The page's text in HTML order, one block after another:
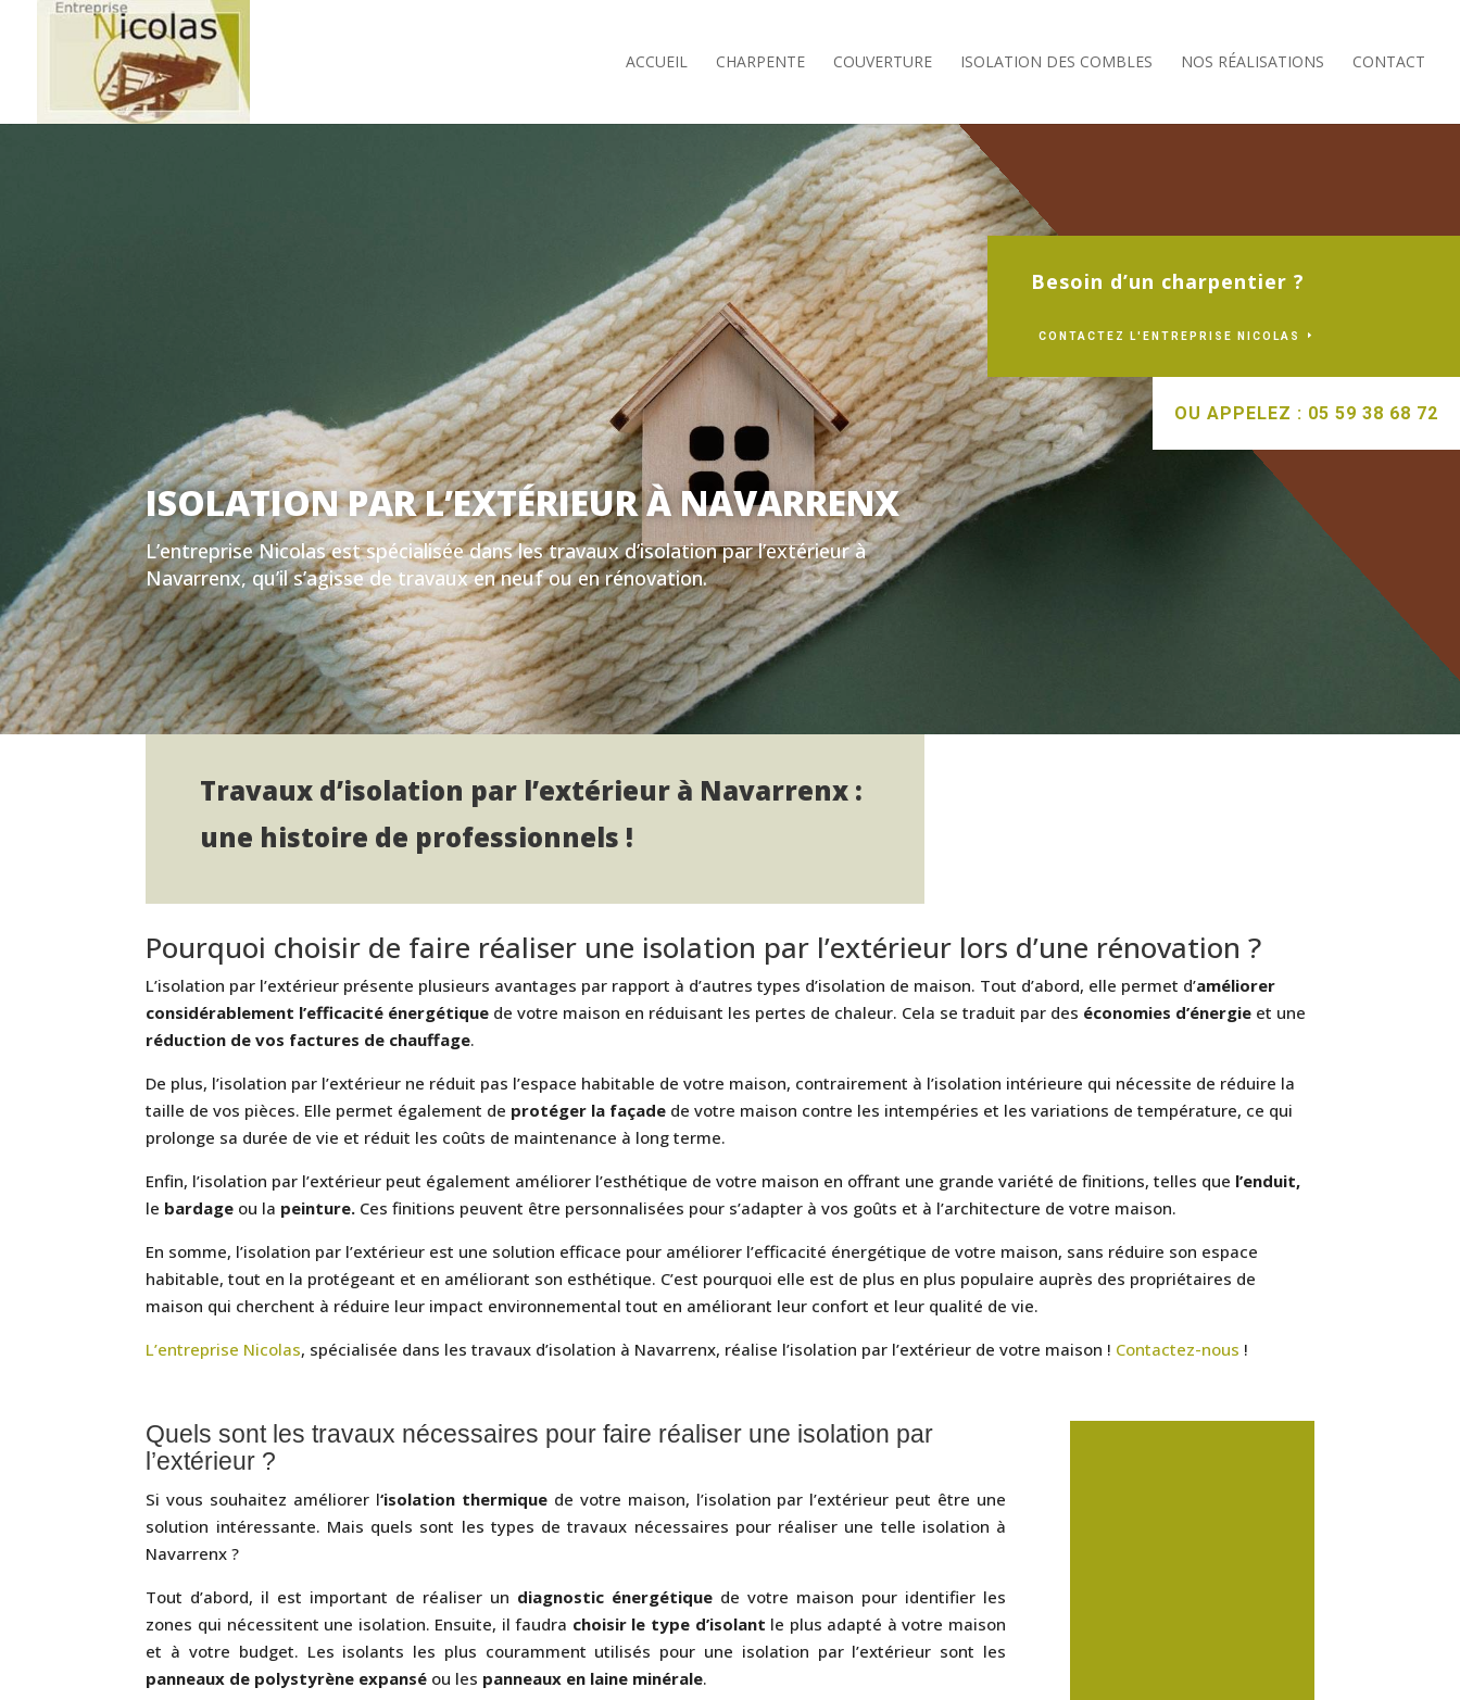
ACCUEIL CHARPENTE COUVERTURE ISOLATION DES COMBLES NOS RÉALISATIONS CONTACT
Besoin d’un charpentier ?
CONTACTEZ L'ENTREPRISE NICOLAS
OU APPELEZ : 05 59 38 68 72
ISOLATION PAR L’EXTÉRIEUR À NAVARRENX
L’entreprise Nicolas est spécialisée dans les travaux d’isolation par l’extérieur à
Navarrenx, qu’il s’agisse de travaux en neuf ou en rénovation.
Travaux d’isolation par l’extérieur à Navarrenx :
une histoire de professionnels !
Pourquoi choisir de faire réaliser une isolation par l’extérieur lors d’une rénovation ?
L’isolation par l’extérieur présente plusieurs avantages par rapport à d’autres types d’isolation de maison. Tout d’abord, elle permet d’améliorer
considérablement l’efficacité énergétique de votre maison en réduisant les pertes de chaleur. Cela se traduit par des économies d’énergie et une
réduction de vos factures de chauffage.
De plus, l’isolation par l’extérieur ne réduit pas l’espace habitable de votre maison, contrairement à l’isolation intérieure qui nécessite de réduire la
taille de vos pièces. Elle permet également de protéger la façade de votre maison contre les intempéries et les variations de température, ce qui
prolonge sa durée de vie et réduit les coûts de maintenance à long terme.
Enfin, l’isolation par l’extérieur peut également améliorer l’esthétique de votre maison en offrant une grande variété de finitions, telles que l’enduit,
le bardage ou la peinture. Ces finitions peuvent être personnalisées pour s’adapter à vos goûts et à l’architecture de votre maison.
En somme, l’isolation par l’extérieur est une solution efficace pour améliorer l’efficacité énergétique de votre maison, sans réduire son espace
habitable, tout en la protégeant et en améliorant son esthétique. C’est pourquoi elle est de plus en plus populaire auprès des propriétaires de
maison qui cherchent à réduire leur impact environnemental tout en améliorant leur confort et leur qualité de vie.
L’entreprise Nicolas, spécialisée dans les travaux d’isolation à Navarrenx, réalise l’isolation par l’extérieur de votre maison ! Contactez-nous !
Quels sont les travaux nécessaires pour faire réaliser une isolation par
l’extérieur ?
Si vous souhaitez améliorer l‘isolation thermiquede votre maison, l’isolation par l’extérieur peut être une
solution intéressante. Mais quels sont les types de travaux nécessaires pour réaliser une telle isolation à
Navarrenx ?
Tout d’abord, il est important de réaliser un diagnostic énergétique de votre maison pour identifier les
zones qui nécessitent une isolation. Ensuite, il faudra choisir le type d’isolant le plus adapté à votre maison
et à votre budget. Les isolants les plus couramment utilisés pour une isolation par l’extérieur sont les
panneaux de polystyrène expansé ou les panneaux en laine minérale.